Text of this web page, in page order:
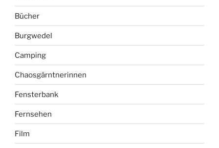
Bücher
Burgwedel
Camping
Chaosgärntnerinnen
Fensterbank
Fernsehen
Film